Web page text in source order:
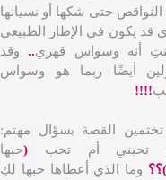
حتى شكها أو نسيانها
قد يكون في الإطار الطبيعي
أنه وسواس قهري..وقد
أيضًا ربما هو وسواس
!!!!
القصة بسؤال مهتم:
تحبني أم تحب (حبها
)؟؟ وما الذي أعطاها حبها لكِ